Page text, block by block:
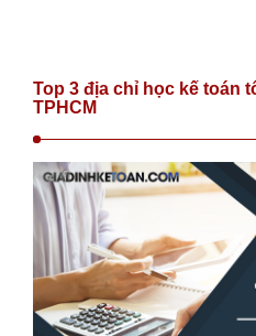
Top 3 địa chỉ học kế toán
TPHCM